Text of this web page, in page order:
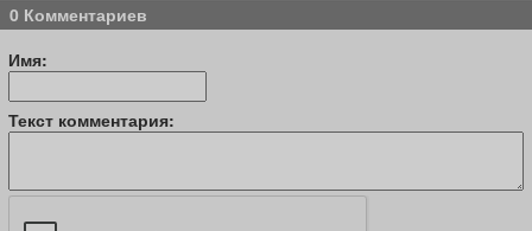
0 Комментариев
Имя:
Текст комментария: